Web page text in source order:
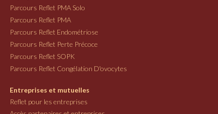
Parcours Reflet PMA Solo
Parcours Reflet PMA
Parcours Reflet Endométriose
Parcours Reflet Perte Précoce
Parcours Reflet SOPK
Parcours Reflet Congélation D'ovocytes
Entreprises et mutuelles
Reflet pour les entreprises